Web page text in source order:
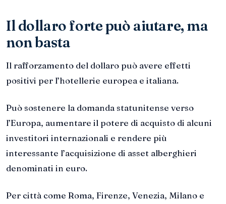
Il dollaro forte può aiutare, ma
non basta
Il rafforzamento del dollaro può avere effetti
positivi per l’hotellerie europea e italiana.
Può sostenere la domanda statunitense verso
l’Europa, aumentare il potere di acquisto di alcuni
investitori internazionali e rendere più
interessante l’acquisizione di asset alberghieri
denominati in euro.
Per città come Roma, Firenze, Venezia, Milano e